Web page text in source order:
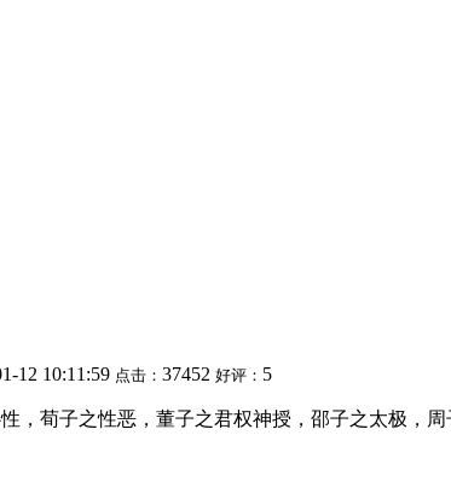
12 10:11:59 点击： 37452 好评： 5
，荀子之性恶，董子之君权神授，邵子之太极，